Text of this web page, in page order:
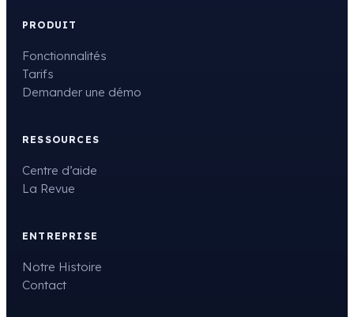
PRODUIT
Fonctionnalités
Tarifs
Demander une démo
RESSOURCES
Centre d’aide
La Revue
ENTREPRISE
Notre Histoire
Contact